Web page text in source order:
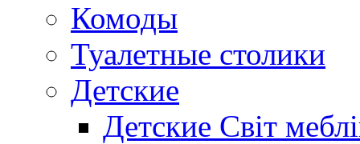
Комоды
Туалетные столики
Детские
Детские Світ